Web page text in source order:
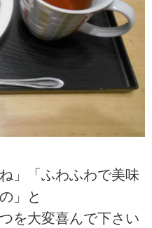
」「ふわふわで美味
」と
を大変喜んで下さい